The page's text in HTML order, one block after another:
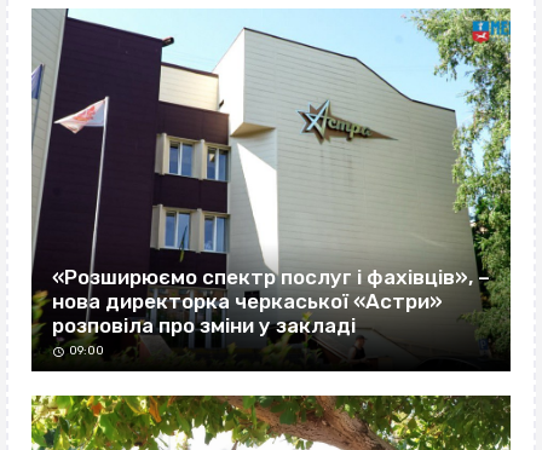
«Розширюємо спектр послуг і фахівців», –
нова директорка черкаської «Астри»
розповіла про зміни у закладі
09:00